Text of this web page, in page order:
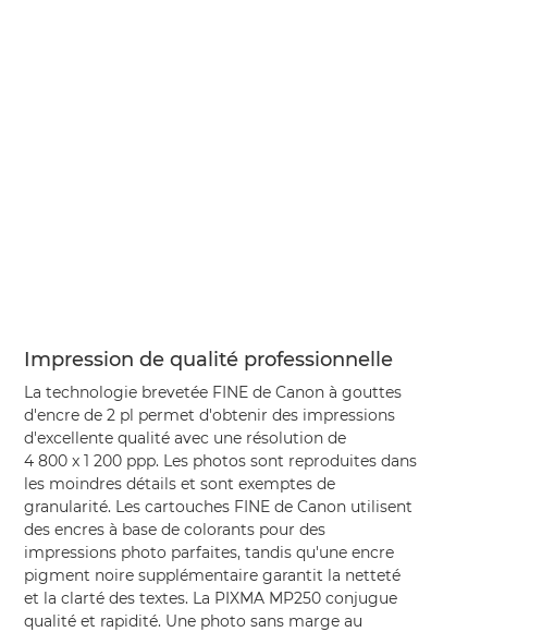
Impression de qualité professionnelle
La technologie brevetée FINE de Canon à gouttes
d'encre de 2 pl permet d'obtenir des impressions
d'excellente qualité avec une résolution de
4 800 x 1 200 ppp. Les photos sont reproduites dans
les moindres détails et sont exemptes de
granularité. Les cartouches FINE de Canon utilisent
des encres à base de colorants pour des
impressions photo parfaites, tandis qu'une encre
pigment noire supplémentaire garantit la netteté
et la clarté des textes. La PIXMA MP250 conjugue
qualité et rapidité. Une photo sans marge au